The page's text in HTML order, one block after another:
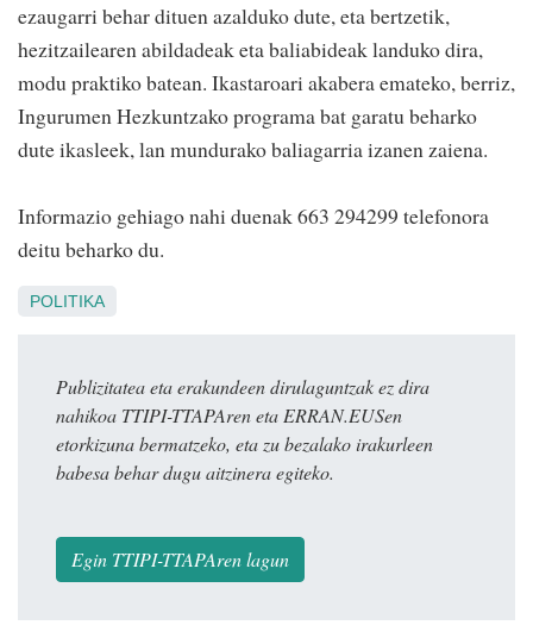
ezaugarri behar dituen azalduko dute, eta bertzetik,
hezitzailearen abildadeak eta baliabideak landuko dira,
modu praktiko batean. Ikastaroari akabera emateko, berriz,
Ingurumen Hezkuntzako programa bat garatu beharko
dute ikasleek, lan mundurako baliagarria izanen zaiena.
Informazio gehiago nahi duenak 663 294299 telefonora
deitu beharko du.
POLITIKA
Publizitatea eta erakundeen dirulaguntzak ez dira
nahikoa TTIPI-TTAPAren eta ERRAN.EUSen
etorkizuna bermatzeko, eta zu bezalako irakurleen
babesa behar dugu aitzinera egiteko.
Egin TTIPI-TTAPAren lagun